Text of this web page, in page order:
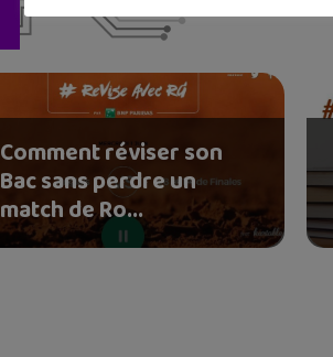
Comment réviser son
Bac sans perdre un
match de Ro...